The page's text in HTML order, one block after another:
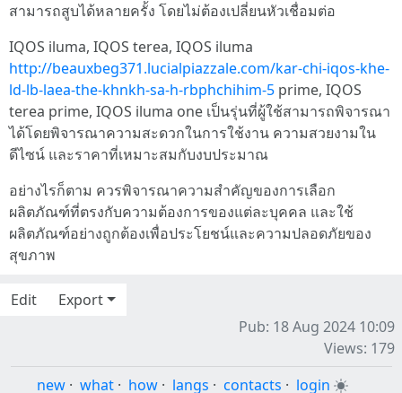
สามารถสูบได้หลายครั้ง โดยไม่ต้องเปลี่ยนหัวเชื่อมต่อ
IQOS iluma, IQOS terea, IQOS iluma
http://beauxbeg371.lucialpiazzale.com/kar-chi-iqos-khe-
ld-lb-laea-the-khnkh-sa-h-rbphchihim-5 prime, IQOS
terea prime, IQOS iluma one เป็นรุ่นที่ผู้ใช้สามารถพิจารณา
ได้โดยพิจารณาความสะดวกในการใช้งาน ความสวยงามใน
ดีไซน์ และราคาที่เหมาะสมกับงบประมาณ
อย่างไรก็ตาม ควรพิจารณาความสำคัญของการเลือก
ผลิตภัณฑ์ที่ตรงกับความต้องการของแต่ละบุคคล และใช้
ผลิตภัณฑ์อย่างถูกต้องเพื่อประโยชน์และความปลอดภัยของ
สุขภาพ
Edit
Export
Pub: 18 Aug 2024 10:09
Views: 179
new · what · how · langs · contacts · login